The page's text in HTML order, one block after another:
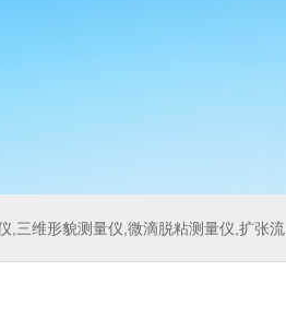
粘测量仪,扩张流变测量仪,刀具测量仪,多重光散射仪